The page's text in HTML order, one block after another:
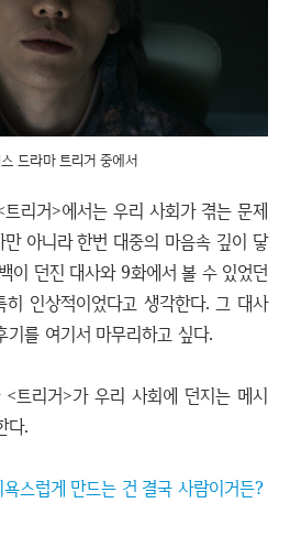
드라마 트리거 중에서
리거>에서는 우리 사회가 겪는 문제
아니라 한번 대중의 마음속 깊이 닿
이 던진 대사와 9화에서 볼 수 있었던
인상적이었다고 생각한다. 그 대사
를 여기서 마무리하고 싶다.
트리거>가 우리 사회에 던지는 메시
다.
스럽게 만드는 건 결국 사람이거든?